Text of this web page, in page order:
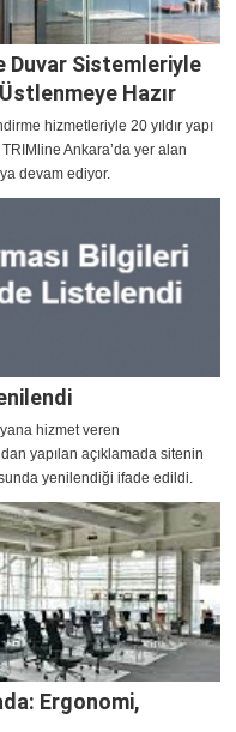
Duvar Sistemleriyle
Hazır
hizmetleriyle 20 yıldır yapı
Ankara’da yer alan
devam ediyor.
hizmet veren
yapılan açıklamada sitenin
yenilendiği ifade edildi.
Ergonomi,